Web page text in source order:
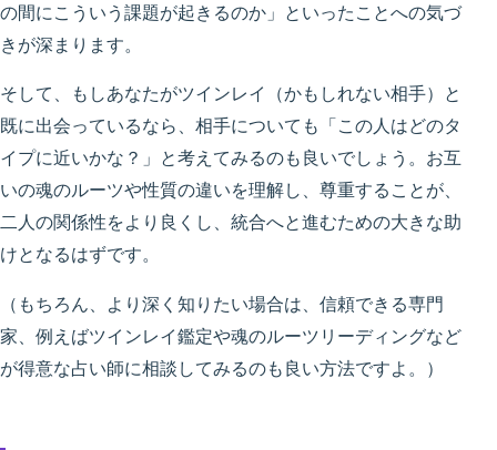
の間にこういう課題が起きるのか」といったことへの気づ
きが深まります。
そして、もしあなたがツインレイ（かもしれない相手）と
既に出会っているなら、相手についても「この人はどのタ
イプに近いかな？」と考えてみるのも良いでしょう。お互
いの魂のルーツや性質の違いを理解し、尊重することが、
二人の関係性をより良くし、統合へと進むための大きな助
けとなるはずです。
（もちろん、より深く知りたい場合は、信頼できる専門
家、例えばツインレイ鑑定や魂のルーツリーディングなど
が得意な占い師に相談してみるのも良い方法ですよ。）